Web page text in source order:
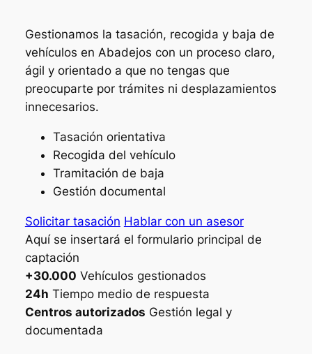
Gestionamos la tasación, recogida y baja de
vehículos en Abadejos con un proceso claro,
ágil y orientado a que no tengas que
preocuparte por trámites ni desplazamientos
innecesarios.
Tasación orientativa
Recogida del vehículo
Tramitación de baja
Gestión documental
Solicitar tasación Hablar con un asesor
Aquí se insertará el formulario principal de
captación
+30.000 Vehículos gestionados
24h Tiempo medio de respuesta
Centros autorizados Gestión legal y
documentada